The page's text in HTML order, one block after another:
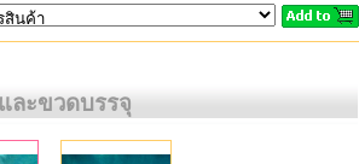
ละขวดบรรจุ